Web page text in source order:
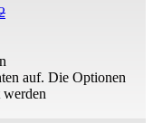
auf. Die Optionen